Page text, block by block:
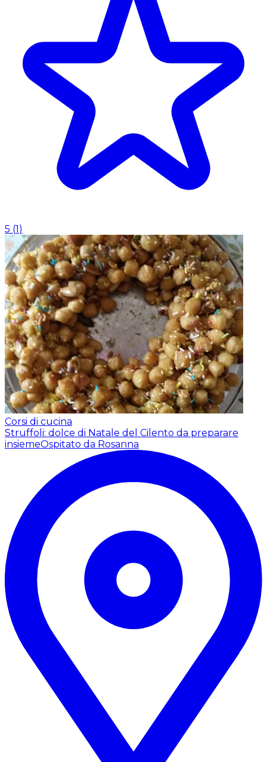
5 (1 )
Corsi di cucina
Struffoli: dolce di Natale del Cilento da preparare
insiemeOspitato da Rosanna